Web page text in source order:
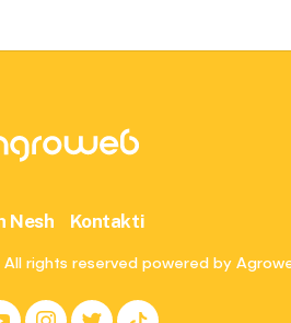
Nesh Kontakti
rights reserved powered by